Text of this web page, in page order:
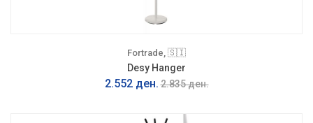
Fortrade, 🇸🇮
Desy Hanger
2.552 ден. 2.835 ден.